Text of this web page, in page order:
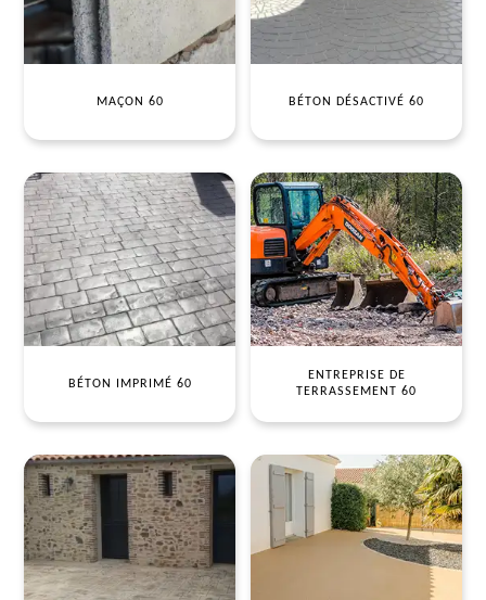
MAÇON 60 BÉTON DÉSACTIVÉ 60
BÉTON IMPRIMÉ 60
ENTREPRISE DE
TERRASSEMENT 60